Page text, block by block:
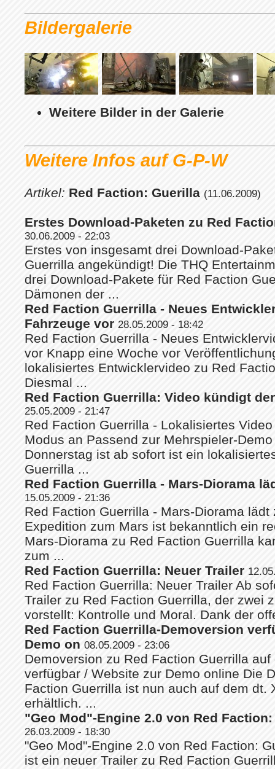
Bildergalerie
Weitere Bilder in der Galerie
Weitere Infos auf G-P-W
Artikel: Red Faction: Guerilla (11.06.2009)
Erstes Download-Paketen zu Red
30.06.2009 - 22:03
Erstes von insgesamt drei Download-
Guerrilla angekündigt! Die THQ
drei Download-Pakete für Red Faction
Dämonen der ...
Red Faction Guerrilla - Neues
Fahrzeuge vor 28.05.2009 - 18:42
Red Faction Guerrilla - Neues
vor Knapp eine Woche vor
lokalisiertes Entwicklervideo zu Red
Diesmal ...
Red Faction Guerrilla: Video kündigt
25.05.2009 - 21:47
Red Faction Guerrilla - Lokalisiertes
Modus an Passend zur Mehrspieler-
Donnerstag ist ab sofort ist ein
Guerrilla ...
Red Faction Guerrilla - Mars-Diorama
15.05.2009 - 21:36
Red Faction Guerrilla - Mars-Diorama
Expedition zum Mars ist bekanntlich ein
Mars-Diorama zu Red Faction Guerrilla
zum ...
Red Faction Guerrilla: Neuer Trailer
Red Faction Guerrilla: Neuer Trailer Ab
Trailer zu Red Faction Guerrilla, der zwei
vorstellt: Kontrolle und Moral. Dank der
Red Faction Guerrilla-Demoversion
Demo on 08.05.2009 - 23:06
Demoversion zu Red Faction Guerrilla
verfügbar / Website zur Demo online Die
Faction Guerrilla ist nun auch auf dem dt.
erhältlich. ...
"Geo Mod"-Engine 2.0 von Red
26.03.2009 - 18:30
"Geo Mod"-Engine 2.0 von Red Faction:
ist ein neuer Trailer zu Red Faction